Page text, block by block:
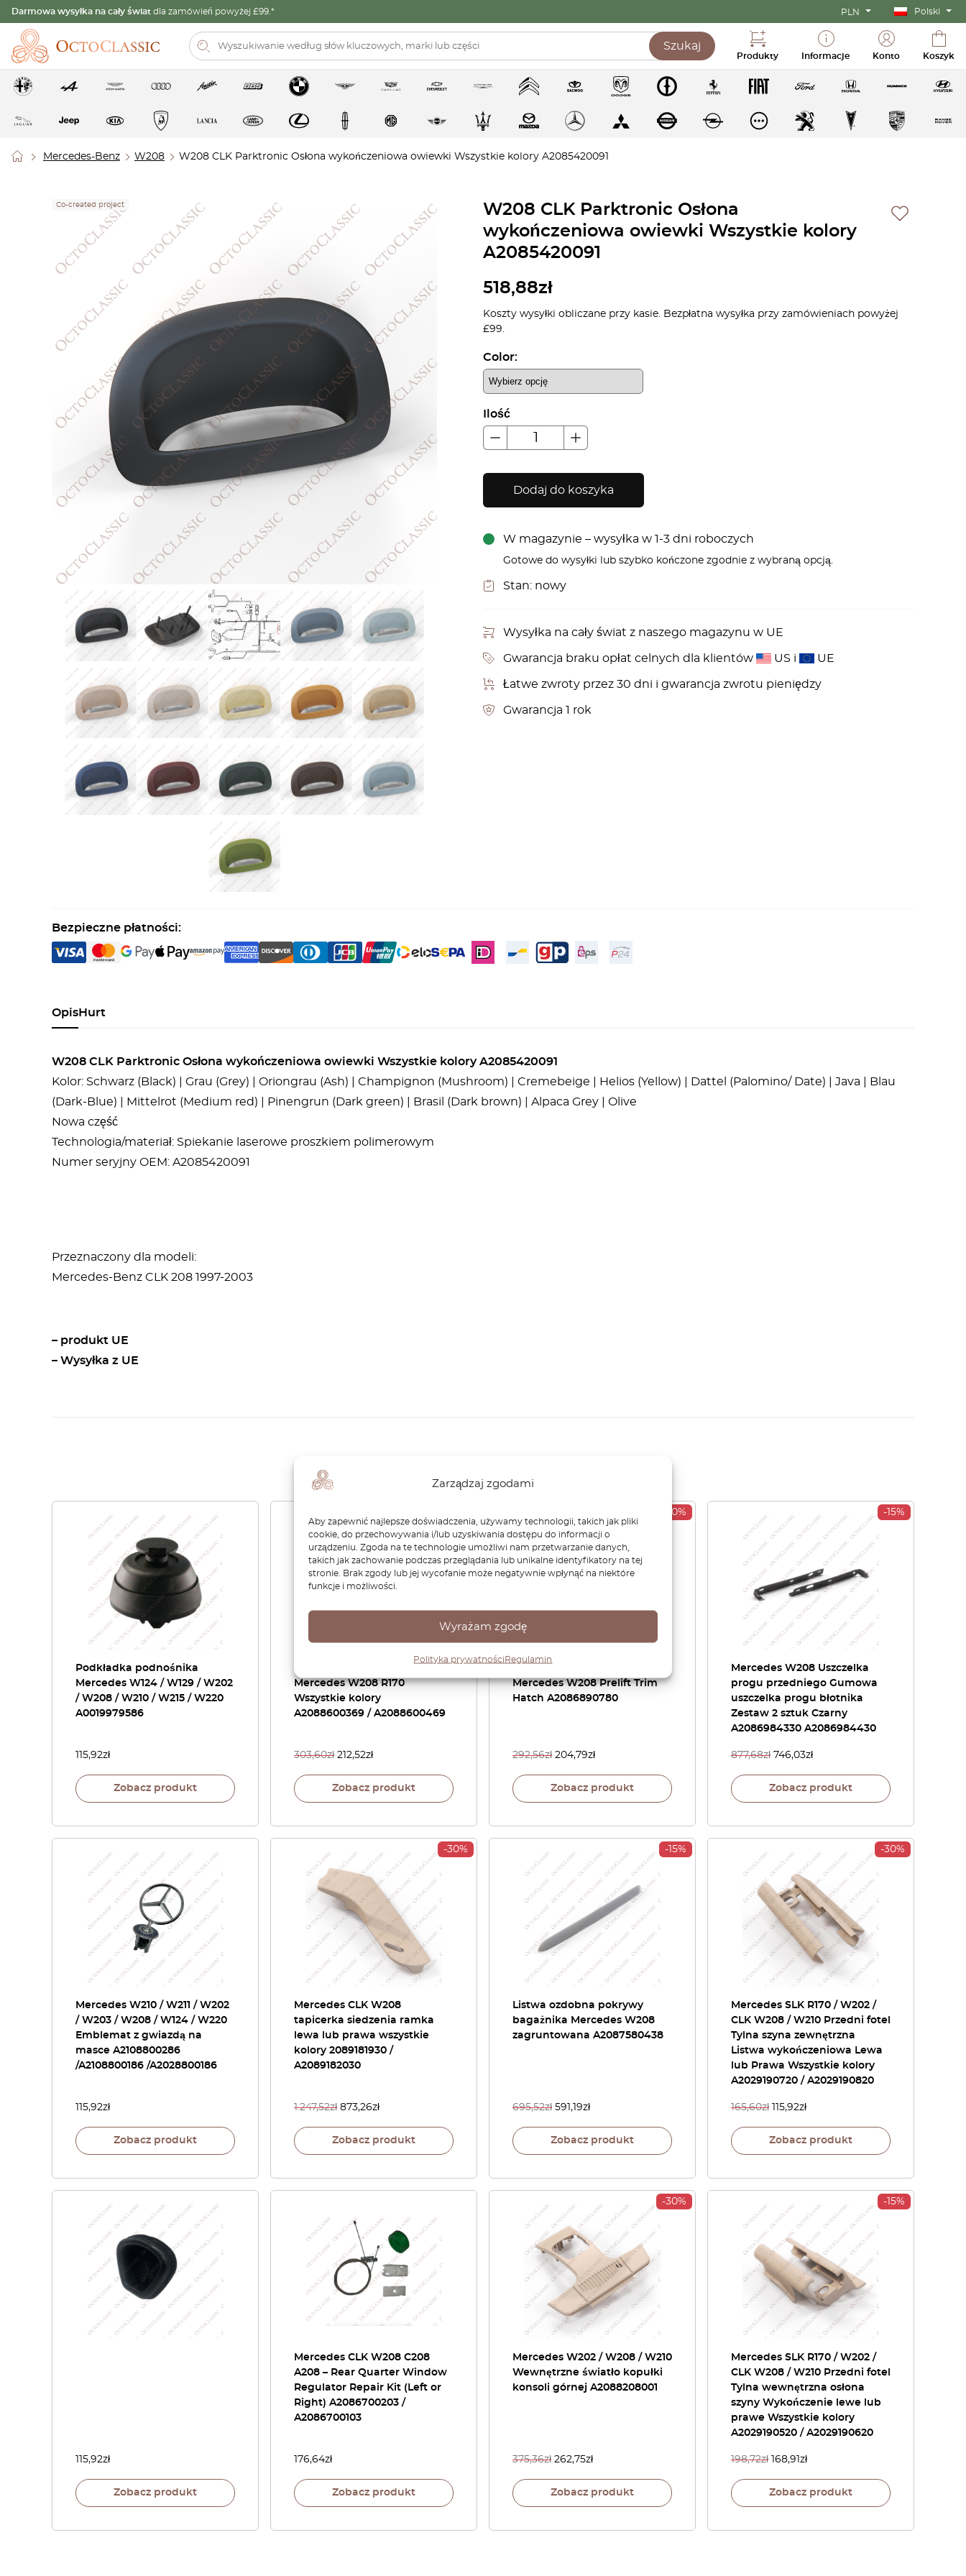
Zarządzaj zgodami
Aby zapewnić najlepsze doświadczenia, używamy technologii, takich jak pliki
cookie, do przechowywania i/lub uzyskiwania dostępu do informacji o
urządzeniu. Zgoda na te technologie umożliwi nam przetwarzanie danych,
takich jak zachowanie podczas przeglądania lub unikalne identyfikatory na tej
stronie. Brak zgody lub jej wycofanie może negatywnie wpłynąć na niektóre
funkcje i możliwości.
Wyrażam zgodę
Polityka prywatności Regulamin
Darmowa wysyłka na cały świat dla zamówień powyżej £99.* PLN Polski
Szukaj
Produkty Informacje Konto Koszyk
Mercedes-Benz W208 W208 CLK Parktronic Osłona wykończeniowa owiewki Wszystkie kolory A2085420091
Co-created project
W208 CLK Parktronic Osłona
wykończeniowa owiewki Wszystkie kolory
A2085420091
518,88zł
Koszty wysyłki obliczane przy kasie. Bezpłatna wysyłka przy zamówieniach powyżej
£99.
Color:
Ilość
Dodaj do koszyka
W magazynie – wysyłka w 1-3 dni roboczych
Gotowe do wysyłki lub szybko kończone zgodnie z wybraną opcją.
Stan: nowy
Wysyłka na cały świat z naszego magazynu w UE
Gwarancja braku opłat celnych dla klientów US i UE
Łatwe zwroty przez 30 dni i gwarancja zwrotu pieniędzy
Gwarancja 1 rok
Bezpieczne płatności:
OpisHurt
W208 CLK Parktronic Osłona wykończeniowa owiewki Wszystkie kolory A2085420091
Kolor: Schwarz (Black) | Grau (Grey) | Oriongrau (Ash) | Champignon (Mushroom) | Cremebeige | Helios (Yellow) | Dattel (Palomino/ Date) | Java | Blau
(Dark-Blue) | Mittelrot (Medium red) | Pinengrun (Dark green) | Brasil (Dark brown) | Alpaca Grey | Olive
Nowa część
Technologia/materiał: Spiekanie laserowe proszkiem polimerowym
Numer seryjny OEM: A2085420091
Przeznaczony dla modeli:
Mercedes-Benz CLK 208 1997-2003
– produkt UE
– Wysyłka z UE
Podobne produkty
Podkładka podnośnika
Mercedes W124 / W129 / W202
/ W208 / W210 / W215 / W220
A0019979586
115,92zł
Zobacz produkt
Mercedes W208 R170
Wszystkie kolory
A2088600369 / A2088600469
303,60zł 212,52zł
Zobacz produkt
-30%
Mercedes W208 Prelift Trim
Hatch A2086890780
292,56zł 204,79zł
Zobacz produkt
-15%
Mercedes W208 Uszczelka
progu przedniego Gumowa
uszczelka progu błotnika
Zestaw 2 sztuk Czarny
A2086984330 A2086984430
877,68zł 746,03zł
Zobacz produkt
Mercedes W210 / W211 / W202
/ W203 / W208 / W124 / W220
Emblemat z gwiazdą na
masce A2108800286
/A2108800186 /A2028800186
115,92zł
Zobacz produkt
-30%
Mercedes CLK W208
tapicerka siedzenia ramka
lewa lub prawa wszystkie
kolory 2089181930 /
A2089182030
1.247,52zł 873,26zł
Zobacz produkt
-15%
Listwa ozdobna pokrywy
bagażnika Mercedes W208
zagruntowana A2087580438
695,52zł 591,19zł
Zobacz produkt
-30%
Mercedes SLK R170 / W202 /
CLK W208 / W210 Przedni fotel
Tylna szyna zewnętrzna
Listwa wykończeniowa Lewa
lub Prawa Wszystkie kolory
A2029190720 / A2029190820
165,60zł 115,92zł
Zobacz produkt
115,92zł
Zobacz produkt
Mercedes CLK W208 C208
A208 – Rear Quarter Window
Regulator Repair Kit (Left or
Right) A2086700203 /
A2086700103
176,64zł
Zobacz produkt
-30%
Mercedes W202 / W208 / W210
Wewnętrzne światło kopułki
konsoli górnej A2088208001
375,36zł 262,75zł
Zobacz produkt
-15%
Mercedes SLK R170 / W202 /
CLK W208 / W210 Przedni fotel
Tylna wewnętrzna osłona
szyny Wykończenie lewe lub
prawe Wszystkie kolory
A2029190520 / A2029190620
198,72zł 168,91 zł
Zobacz produkt